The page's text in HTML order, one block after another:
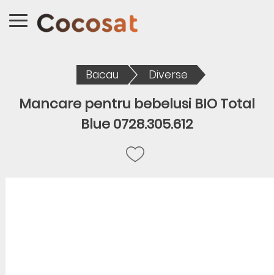
Bacau Diverse
Mancare pentru bebelusi BIO Total
Blue 0728.305.612